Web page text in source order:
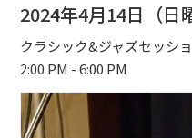
2024年4月14日（日
クラシック&ジャズセッシ
2:00 PM - 6:00 PM